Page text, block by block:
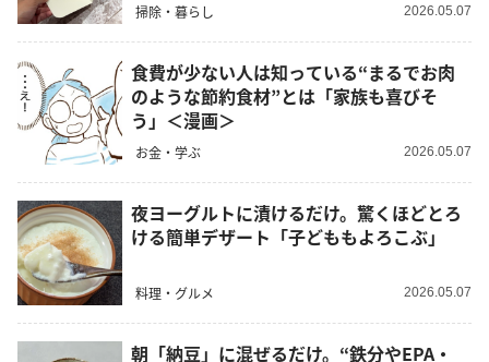
掃除・暮らし 2026.05.07
食費が少ない人は知っている“まるでお肉
のような節約食材”とは「家族も喜びそ
う」＜漫画＞
お金・学ぶ 2026.05.07
夜ヨーグルトに漬けるだけ。驚くほどとろ
ける簡単デザート「子どももよろこぶ」
料理・グルメ 2026.05.07
朝「納豆」に混ぜるだけ。“鉄分やEPA・